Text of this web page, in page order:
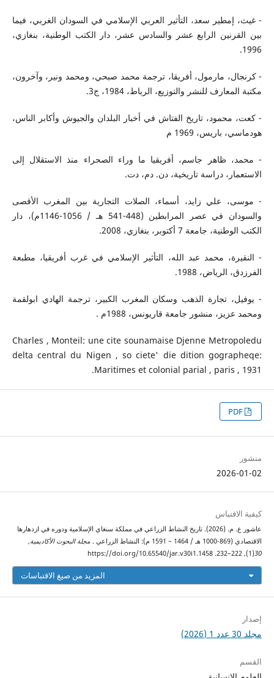
- غيث، إمطير سعد، التأثير العربي الإسلامي في السودان الغربي، فيما
بين القرنين الرابع عشر والسادس عشر، دار الكتب الوطنية، بنغازي،
1996.
- كرنجال، مارمول، أفريقا، ترجمة محمد صبحي، ومحمد ونير، وآخرون،
مكتبة المعارف للنشر والتوزيع، الرباط، 1984، ج3.
- كعت، محمود، تاريخ الفتاش في أخبار البلدان والجيوش وأكابر الناس،
هودماسي، باريس، 1969 م
- محمد، ظاهر جاسم، أفريقيا ما وراء الصحراء منذ الاستقلال إلى
الاستعمار، دراسة تاريخية، دن. دم، دت.
- موسى، علي زايد، أسماء، الصلات التجارية بين المغرب الأقصى
والسودان في عصر المرابطين (448-541 هـ / 1056-1146م)، دار
الكتب الوطنية، جامعة 7 أكتوبر، بنغازي، 2008.
- النقيرة، محمد عبد الله، التأثير الإسلامي في غرب أفريقيا، مطبعة
الفرزدق، الرياض، 1988.
- يوفيل، تجارة الذهب وسكان المغرب الكبير، ترجمة الهادي ابولقمة
ومحمد عزيز، منشور جامعة قاريونس، 1988م .
Charles , Monteil: une cite sounamaise Djenne Metropoledu
delta central du Nigen , so ciete' die dition gographeqe:
Maritimes et colonial parial , paris , 1931.
PDF
منشور
2026-01-02
كيفية الاقتباس
عاشور ع. م. (2026). تاريخ النشاط الزراعي في مملكة سنغاي الإسلامية ودوره في ازدهارها
الاقتصادي (869-1000 هـ / 1464 – 1591 م): النشاط الزراعي .
مجلة البحوث الأكاديمية,
30
(1), 222–232. https://doi.org/10.65540/jar.v30i1.1458
المزيد من صيغ الاقتباسات
إصدار
مجلد 30 عدد 1 (2026)
القسم